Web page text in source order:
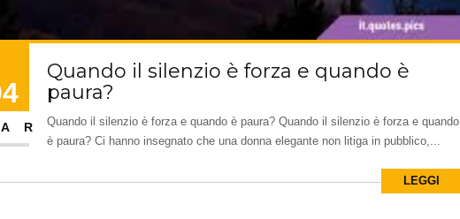
Quando il silenzio è forza e quando è
paura?
Quando il silenzio è forza e quando è paura? Quando il silenzio è forza e quando
è paura? Ci hanno insegnato che una donna elegante non litiga in pubblico,...
LEGGI